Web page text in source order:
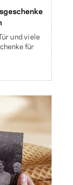
und viele
für